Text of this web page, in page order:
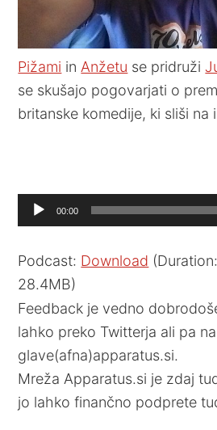
Pižami inAnžetu se pridruži
se skušajo pogovarjati o
britanske komedije, ki sliši na
Audio
Player
00:00
Podcast: Download
28.4MB)
Feedback je vedno
lahko preko Twitterja ali pa
glave(afna)apparatus.si.
Mreža Apparatus.si je zdaj
jo lahko finančno podprete